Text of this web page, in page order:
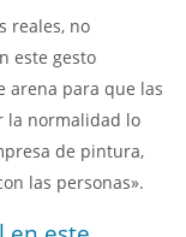
reales, no
este gesto
arena para que las
la normalidad lo
de pintura,
las personas».